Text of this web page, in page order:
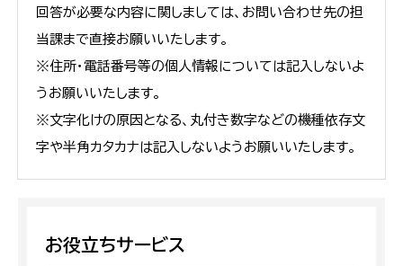
回答が必要な内容に関しましては、お問い合わせ先の担
当課まで直接お願いいたします。
※住所・電話番号等の個人情報については記入しないよ
うお願いいたします。
※文字化けの原因となる、丸付き数字などの機種依存文
字や半角カタカナは記入しないようお願いいたします。
お役立ちサービス